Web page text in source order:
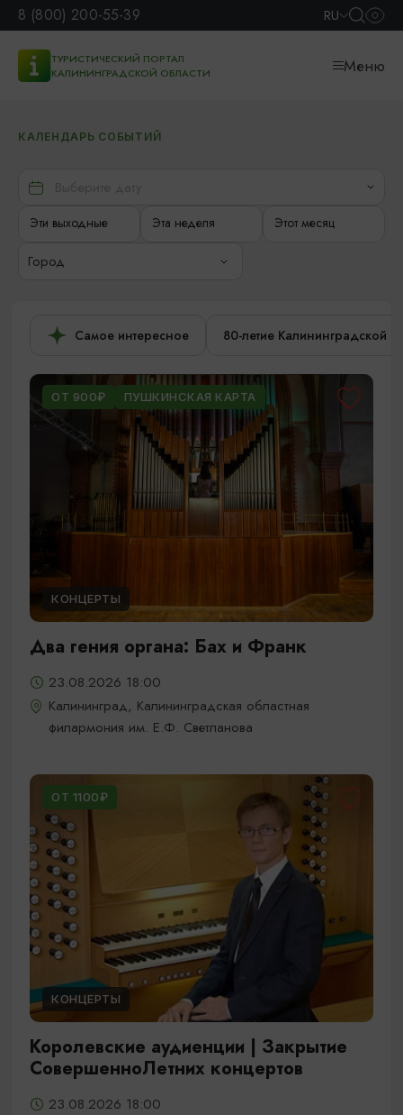
8 (800) 200-55-39 RU
ТУРИСТИЧЕСКИЙ ПОРТАЛ
КАЛИНИНГРАДСКОЙ ОБЛАСТИ
Меню
КАЛЕНДАРЬ СОБЫТИЙ
Эти выходные Эта неделя Этот месяц
Город
Самое интересное 80-летие Калининградской
ОТ 900₽ ПУШКИНСКАЯ КАРТА
КОНЦЕРТЫ
Два гения органа: Бах и Франк
23.08.2026 18:00
Калининград, Калининградская областная
филармония им. Е.Ф. Светланова
ОТ 1100₽
КОНЦЕРТЫ
Королевские аудиенции | Закрытие
СовершенноЛетних концертов
23.08.2026 18:00